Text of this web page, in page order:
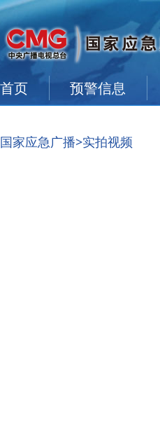
首页 预警信息
国家应急广播>实拍视频